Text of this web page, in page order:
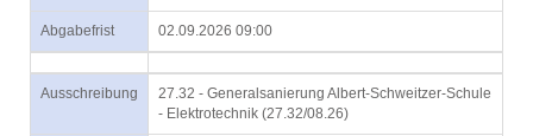
Abgabefrist 02.09.2026 09:00
Ausschreibung
27.32 - Generalsanierung Albert-Schweitzer-Schule
- Elektrotechnik (27.32/08.26)